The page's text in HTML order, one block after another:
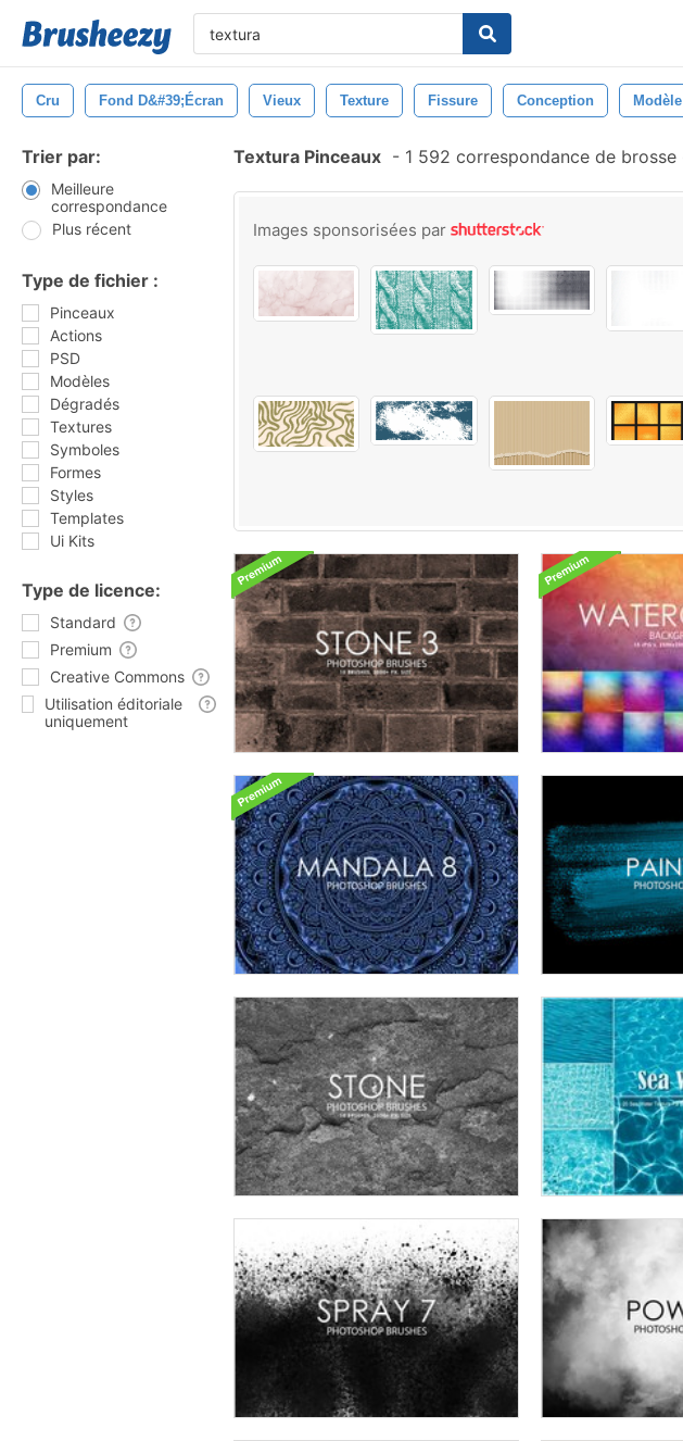
Cru Fond D&#39;écran Vieux Texture Fissure Conception Modèle
Trier par:
Meilleure
correspondance
Plus récent
Type de fichier :
Pinceaux
Actions
PSD
Modèles
Dégradés
Textures
Symboles
Formes
Styles
Templates
Ui Kits
Type de licence:
Standard
Premium
Creative Commons
Utilisation éditoriale
uniquement
Textura Pinceaux - 1 592 correspondance de brosse
Images sponsorisées par